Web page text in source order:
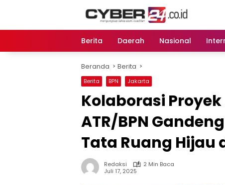
Berita Daerah Nasional
Beranda Berita
Berita BPN Jakarta
Kolaborasi
ATR/BPN
Tata Ruang Hijau
Redaksi
2 Min Baca
Juli 17, 2025